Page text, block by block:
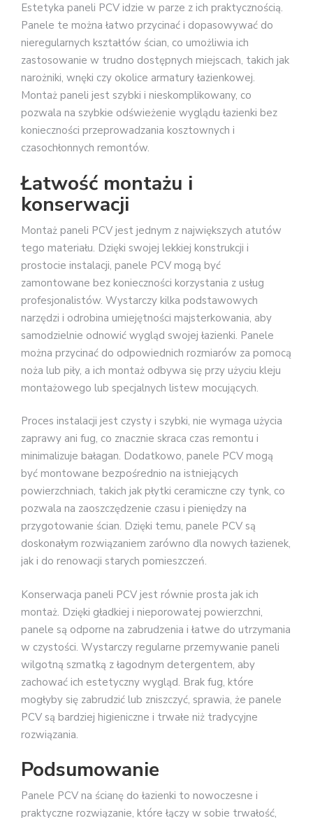
Estetyka paneli PCV idzie w parze z ich praktycznością.
Panele te można łatwo przycinać i dopasowywać do
nieregularnych kształtów ścian, co umożliwia ich
zastosowanie w trudno dostępnych miejscach, takich jak
narożniki, wnęki czy okolice armatury łazienkowej.
Montaż paneli jest szybki i nieskomplikowany, co
pozwala na szybkie odświeżenie wyglądu łazienki bez
konieczności przeprowadzania kosztownych i
czasochłonnych remontów.
Łatwość montażu i
konserwacji
Montaż paneli PCV jest jednym z największych atutów
tego materiału. Dzięki swojej lekkiej konstrukcji i
prostocie instalacji, panele PCV mogą być
zamontowane bez konieczności korzystania z usług
profesjonalistów. Wystarczy kilka podstawowych
narzędzi i odrobina umiejętności majsterkowania, aby
samodzielnie odnowić wygląd swojej łazienki. Panele
można przycinać do odpowiednich rozmiarów za pomocą
noża lub piły, a ich montaż odbywa się przy użyciu kleju
montażowego lub specjalnych listew mocujących.
Proces instalacji jest czysty i szybki, nie wymaga użycia
zaprawy ani fug, co znacznie skraca czas remontu i
minimalizuje bałagan. Dodatkowo, panele PCV mogą
być montowane bezpośrednio na istniejących
powierzchniach, takich jak płytki ceramiczne czy tynk, co
pozwala na zaoszczędzenie czasu i pieniędzy na
przygotowanie ścian. Dzięki temu, panele PCV są
doskonałym rozwiązaniem zarówno dla nowych łazienek,
jak i do renowacji starych pomieszczeń.
Konserwacja paneli PCV jest równie prosta jak ich
montaż. Dzięki gładkiej i nieporowatej powierzchni,
panele są odporne na zabrudzenia i łatwe do utrzymania
w czystości. Wystarczy regularne przemywanie paneli
wilgotną szmatką z łagodnym detergentem, aby
zachować ich estetyczny wygląd. Brak fug, które
mogłyby się zabrudzić lub zniszczyć, sprawia, że panele
PCV są bardziej higieniczne i trwałe niż tradycyjne
rozwiązania.
Podsumowanie
Panele PCV na ścianę do łazienki to nowoczesne i
praktyczne rozwiązanie, które łączy w sobie trwałość,